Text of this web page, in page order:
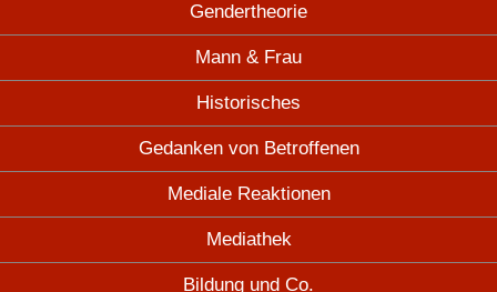
Gendertheorie
Mann & Frau
Historisches
Gedanken von Betroffenen
Mediale Reaktionen
Mediathek
Bildung und Co.